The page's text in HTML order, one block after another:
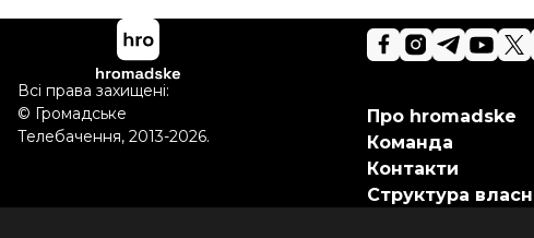
Про hromadske
Команда
Контакти
Структура
Всі права захищені:
© Громадське
Телебачення, 2013-2026.